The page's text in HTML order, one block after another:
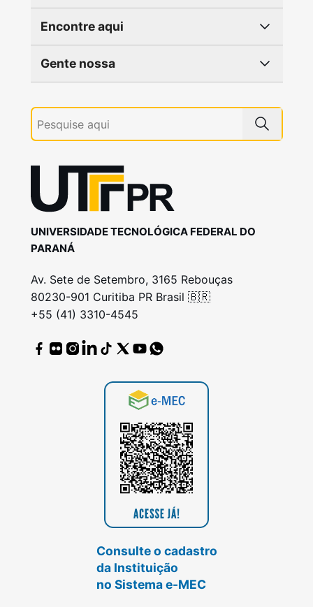
Encontre aqui
Gente nossa
UNIVERSIDADE TECNOLÓGICA FEDERAL DO
PARANÁ
Av. Sete de Setembro, 3165 Rebouças
80230-901 Curitiba PR Brasil 🇧🇷
+55 (41) 3310-4545
Consulte o cadastro
da Instituição
no Sistema e-MEC